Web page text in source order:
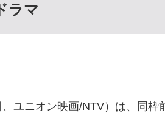
ラマ
ユニオン映画/NTV）は、同枠